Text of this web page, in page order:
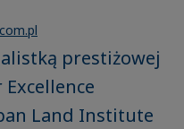
prestiżowej
Land Institute